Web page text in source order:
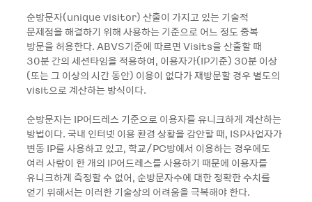
순방문자(unique visitor) 산출이 가지고 있는 기술적
문제점을 해결하기 위해 사용하는 기준으로 어느 정도 중복
방문을 허용한다. ABVS기준에 따르면 Visits을 산출할 때
30분 간의 세션타임을 적용하여, 이용자가(IP기준) 30분 이상
(또는 그 이상의 시간 동안) 이용이 없다가 재방문할 경우 별도의
visit으로 계산하는 방식이다.
순방문자는 IP어드레스 기준으로 이용자를 유니크하게 계산하는
방법이다. 국내 인터넷 이용 환경 상황을 감안할 때, ISP사업자가
변동 IP를 사용하고 있고, 학교/PC방에서 이용하는 경우에도
여러 사람이 한 개의 IP어드레스를 사용하기 때문에 이용자를
유니크하게 측정할 수 없어, 순방문자수에 대한 정확한 수치를
얻기 위해서는 이러한 기술상의 어려움을 극복해야 한다.